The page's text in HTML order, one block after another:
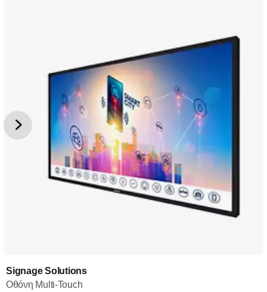
Signage Solutions
Οθόνη Multi-Touch